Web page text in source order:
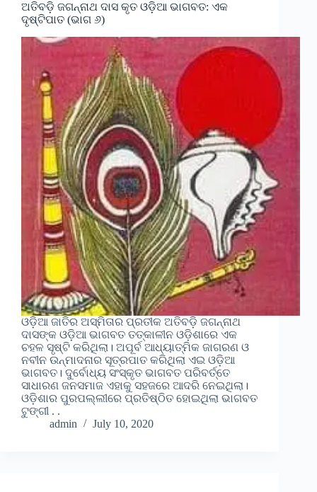
ଅତିବଡ଼ି ଜଗନ୍ନାଥ ଦାସ କୃତ ଓଡ଼ିଆ ଭାଗବତ: ଏକ
ଦୃଷ୍ଟିପାତ (ଭାଗ ୬)
ଓଡ଼ିଆ ଜାତିର ଅସ୍ମିତାର ପ୍ରତୀକ ଅତିବଡ଼ି ଜଗନ୍ନାଥ
ଦାସଙ୍କ ଓଡ଼ିଆ ଭାଗବତ ତତ୍କାଳୀନ ଓଡ଼ିଶାରେ ଏକ
ଚହଳ ସୃଷ୍ଟି କରିଥିଲା। ଅପୂର୍ବ ଆଧ୍ୟାତ୍ମିକ ଜାଗରଣ ଓ
ନବୀନ ଉନ୍ମାଦନାର ସୂତ୍ରପାତ କରିଥିଲା ଏଇ ଓଡ଼ିଆ
ଭାଗବତ। ଦୁର୍ବୋଧ୍ୟ ସଂସ୍କୃତ ଭାଗବତ ପରିବର୍ତ୍ତେ
ସାଧାରଣ ଜନସମାଜ ଏହାକୁ ସହଜରେ ଆଦରି ନେଇଥିଲା।
ଓଡ଼ିଶାର ପୁରପଲ୍ଲୀରେ ପ୍ରତିଷ୍ଠିତ ହୋଇଥିଲା ଭାଗବତ
ଟୁଙ୍ଗୀ . .
admin
July 10, 2020